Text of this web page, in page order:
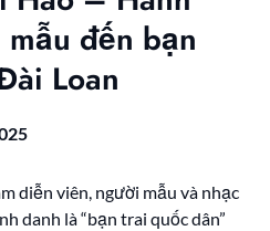
đến bạn
Loan
diễn viên, người mẫu và nhạc
danh là “bạn trai quốc dân”